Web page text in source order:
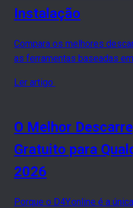
Instalação
Compara os melhores
as ferramentas baseadas
Ler artigo
O Melhor
Gratuito para
2026
Porque o D4Y.online é a